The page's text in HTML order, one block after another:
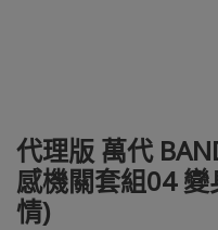
代理版 萬代
感機關套組04
情)